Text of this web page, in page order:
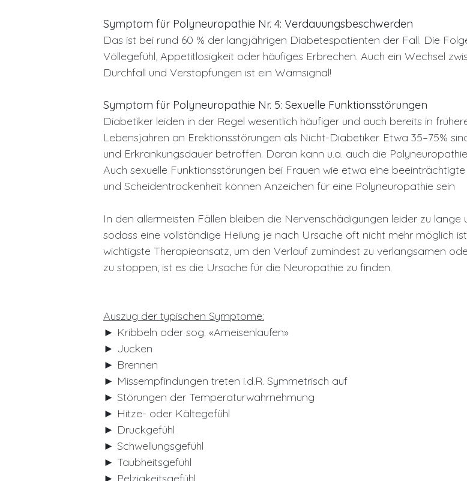
Symptom für Polyneuropathie Nr. 4: Verdauungsbeschwerden
Das ist bei rund 60 % der langjährigen Diabetespatienten der Fall. Die
Völlegefühl, Appetitlosigkeit oder häufiges Erbrechen. Auch ein Wechsel
Durchfall und Verstopfungen ist ein Warnsignal!
Symptom für Polyneuropathie Nr. 5: Sexuelle Funktionsstörungen
Diabetiker leiden in der Regel wesentlich häufiger und auch bereits in
Lebensjahren an Erektionsstörungen als Nicht-Diabetiker. Etwa 35–75%
und Erkrankungsdauer betroffen. Daran kann u.a. auch die
Auch sexuelle Funktionsstörungen bei Frauen wie etwa eine
und Scheidentrockenheit können Anzeichen für eine Polyneuropathie sein
In den allermeisten Fällen bleiben die Nervenschädigungen leider zu lange
sodass eine vollständige Heilung je nach Ursache oft nicht mehr möglich
wichtigste Therapieansatz, um den Verlauf zumindest zu verlangsamen
zu stoppen, ist es die Ursache für die Neuropathie zu finden.
Auszug der typischen Symptome:
► Kribbeln oder sog. «Ameisenlaufen»
► Jucken
► Brennen
► Missempfindungen treten i.d.R. Symmetrisch auf
► Störungen der Temperaturwahrnehmung
► Hitze- oder Kältegefühl
► Druckgefühl
► Schwellungsgefühl
► Taubheitsgefühl